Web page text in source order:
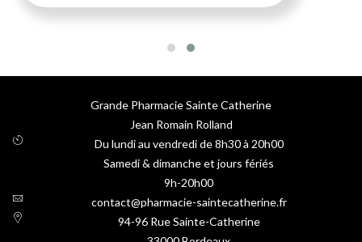
Grande Pharmacie Sainte Catherine
Jean Romain Rolland
Du lundi au vendredi de 8h30 à 20h00
Samedi & dimanche et jours fériés
9h-20h00
contact@pharmacie-saintecatherine.fr
94-96 Rue Sainte-Catherine